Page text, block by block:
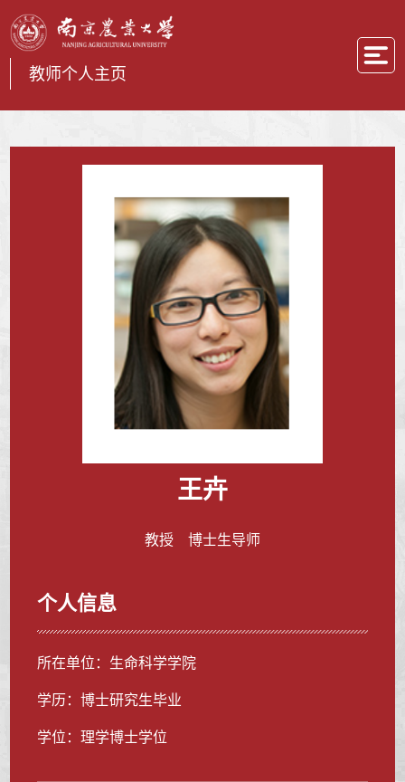
教师个人主页
王卉
教授 博士生导师
个人信息
所在单位：生命科学学院
学历：博士研究生毕业
学位：理学博士学位